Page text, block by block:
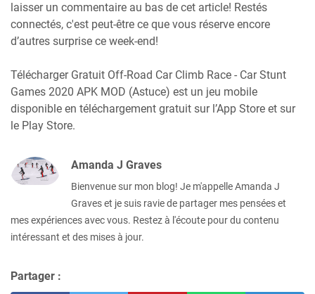
laisser un commentaire au bas de cet article! Restés
connectés, c'est peut-être ce que vous réserve encore
d’autres surprise ce week-end!
Télécharger Gratuit Off-Road Car Climb Race - Car Stunt
Games 2020 APK MOD (Astuce) est un jeu mobile
disponible en téléchargement gratuit sur l’App Store et sur
le Play Store.
Amanda J Graves
Bienvenue sur mon blog! Je m'appelle Amanda J
Graves et je suis ravie de partager mes pensées et
mes expériences avec vous. Restez à l'écoute pour du contenu
intéressant et des mises à jour.
Partager :